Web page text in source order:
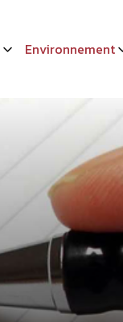
Environnement